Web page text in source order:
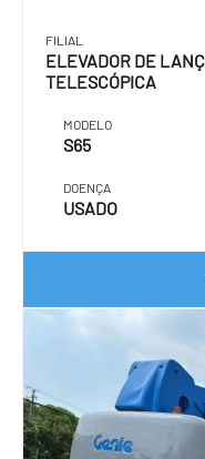
FILIAL
ELEVADOR DE
TELESCÓPICA
MODELO
S65
DOENÇA
USADO